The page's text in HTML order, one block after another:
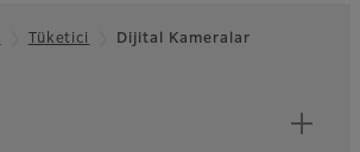
Tüketici Dijital Kameralar